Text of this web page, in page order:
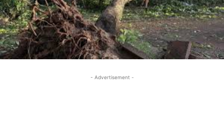
- Advertisement -